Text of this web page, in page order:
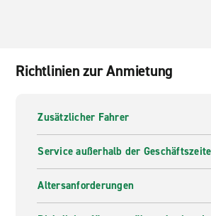
Richtlinien zur Anmietung
Zusätzlicher Fahrer
Service außerhalb der
Altersanforderungen